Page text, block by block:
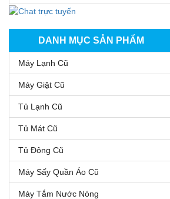
DANH MỤC SẢN PHẨM
Máy Lạnh Cũ
Máy Giặt Cũ
Tủ Lạnh Cũ
Tủ Mát Cũ
Tủ Đông Cũ
Máy Sấy Quần Áo Cũ
Máy Tắm Nước Nóng